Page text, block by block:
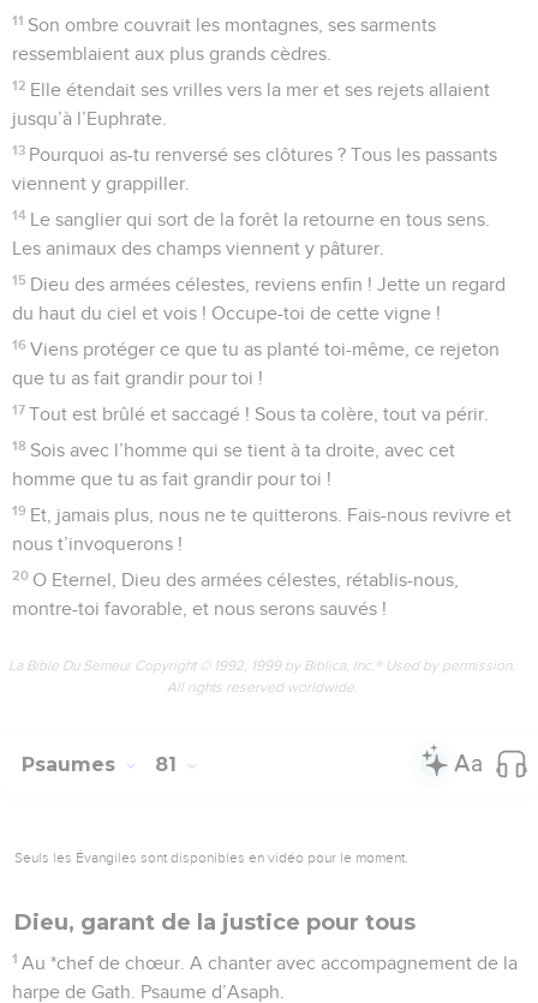
11 Son ombre couvrait les montagnes, ses sarments
ressemblaient aux plus grands cèdres.
12 Elle étendait ses vrilles vers la mer et ses rejets allaient
jusqu’à l’Euphrate.
13 Pourquoi as-tu renversé ses clôtures ? Tous les passants
viennent y grappiller.
14 Le sanglier qui sort de la forêt la retourne en tous sens.
Les animaux des champs viennent y pâturer.
15 Dieu des armées célestes, reviens enfin ! Jette un regard
du haut du ciel et vois ! Occupe-toi de cette vigne !
16 Viens protéger ce que tu as planté toi-même, ce rejeton
que tu as fait grandir pour toi !
17 Tout est brûlé et saccagé ! Sous ta colère, tout va périr.
18 Sois avec l’homme qui se tient à ta droite, avec cet
homme que tu as fait grandir pour toi !
19 Et, jamais plus, nous ne te quitterons. Fais-nous revivre et
nous t’invoquerons !
20 O Eternel, Dieu des armées célestes, rétablis-nous,
montre-toi favorable, et nous serons sauvés !
La Bible Du Semeur Copyright © 1992, 1999 by Biblica, Inc.® Used by permission.
All rights reserved worldwide.
Psaumes 81
Seuls les Évangiles sont disponibles en vidéo pour le moment.
Dieu, garant de la justice pour tous
1 Au *chef de chœur. A chanter avec accompagnement de la
harpe de Gath. Psaume d’Asaph.